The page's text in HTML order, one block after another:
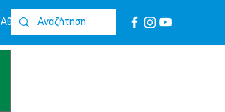
Αθλητικά Επικοινωνία